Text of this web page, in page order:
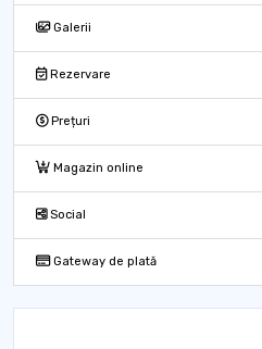
Galerii
Rezervare
Prețuri
Magazin online
Social
Gateway de plată